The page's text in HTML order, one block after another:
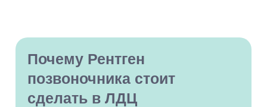
Почему Рентген
позвоночника стоит
сделать в ЛДЦ